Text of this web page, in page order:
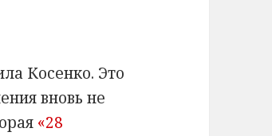
Косенко. Это
вновь не
«28